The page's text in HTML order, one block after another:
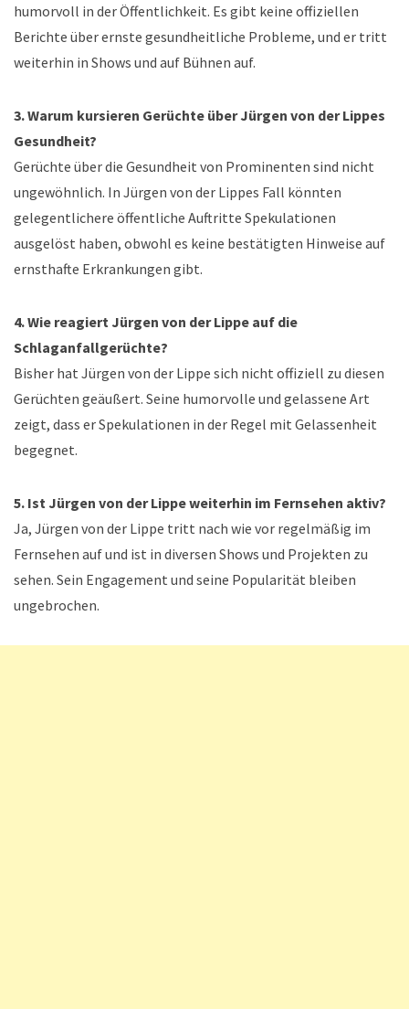
humorvoll in der Öffentlichkeit. Es gibt keine offiziellen
Berichte über ernste gesundheitliche Probleme, und er tritt
weiterhin in Shows und auf Bühnen auf.
3. Warum kursieren Gerüchte über Jürgen von der Lippes
Gesundheit?
Gerüchte über die Gesundheit von Prominenten sind nicht
ungewöhnlich. In Jürgen von der Lippes Fall könnten
gelegentlichere öffentliche Auftritte Spekulationen
ausgelöst haben, obwohl es keine bestätigten Hinweise auf
ernsthafte Erkrankungen gibt.
4. Wie reagiert Jürgen von der Lippe auf die
Schlaganfallgerüchte?
Bisher hat Jürgen von der Lippe sich nicht offiziell zu diesen
Gerüchten geäußert. Seine humorvolle und gelassene Art
zeigt, dass er Spekulationen in der Regel mit Gelassenheit
begegnet.
5. Ist Jürgen von der Lippe weiterhin im Fernsehen aktiv?
Ja, Jürgen von der Lippe tritt nach wie vor regelmäßig im
Fernsehen auf und ist in diversen Shows und Projekten zu
sehen. Sein Engagement und seine Popularität bleiben
ungebrochen.